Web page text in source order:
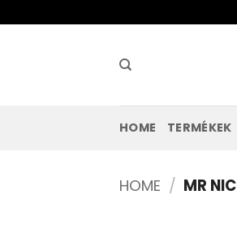
a
HOME TERMÉKEK
HOME / MR NIC